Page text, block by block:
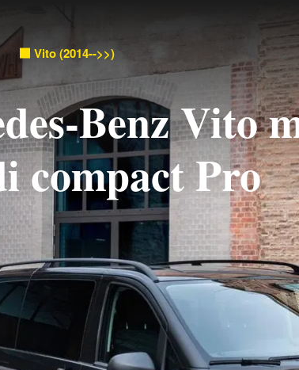
Vito (2014-->>)
Benz Vito
compact Pro